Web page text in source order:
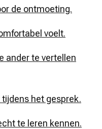
de ontmoeting.
voelt.
ander te vertellen
het gesprek.
te leren kennen.